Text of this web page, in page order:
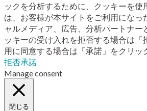
ックを分析するために、クッキーを使
は、お客様が本サイトをご利用になっ
ャルメディア、広告、分析パートナー
ッキーの受け入れを拒否する場合は「
用に同意する場合は「承諾」をクリッ
拒否承諾
Manage consent
閉じる